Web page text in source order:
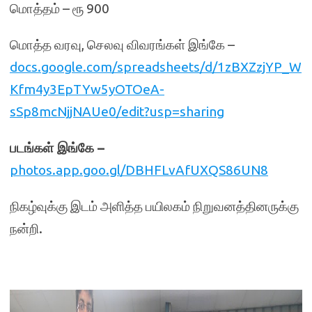
மொத்தம் – ரூ 900
மொத்த வரவு, செலவு விவரங்கள் இங்கே –
docs.google.com/spreadsheets/d/1zBXZzjYP_W
Kfm4y3EpTYw5yOTOeA-
sSp8mcNjjNAUe0/edit?usp=sharing
படங்கள் இங்கே –
photos.app.goo.gl/DBHFLvAfUXQS86UN8
நிகழ்வுக்கு இடம் அளித்த பயிலகம் நிறுவனத்தினருக்கு
நன்றி.